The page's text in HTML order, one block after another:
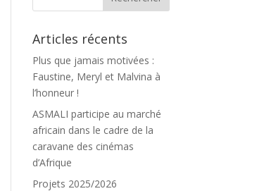
Articles récents
Plus que jamais motivées :
Faustine, Meryl et Malvina à
l’honneur !
ASMALI participe au marché
africain dans le cadre de la
caravane des cinémas
d’Afrique
Projets 2025/2026